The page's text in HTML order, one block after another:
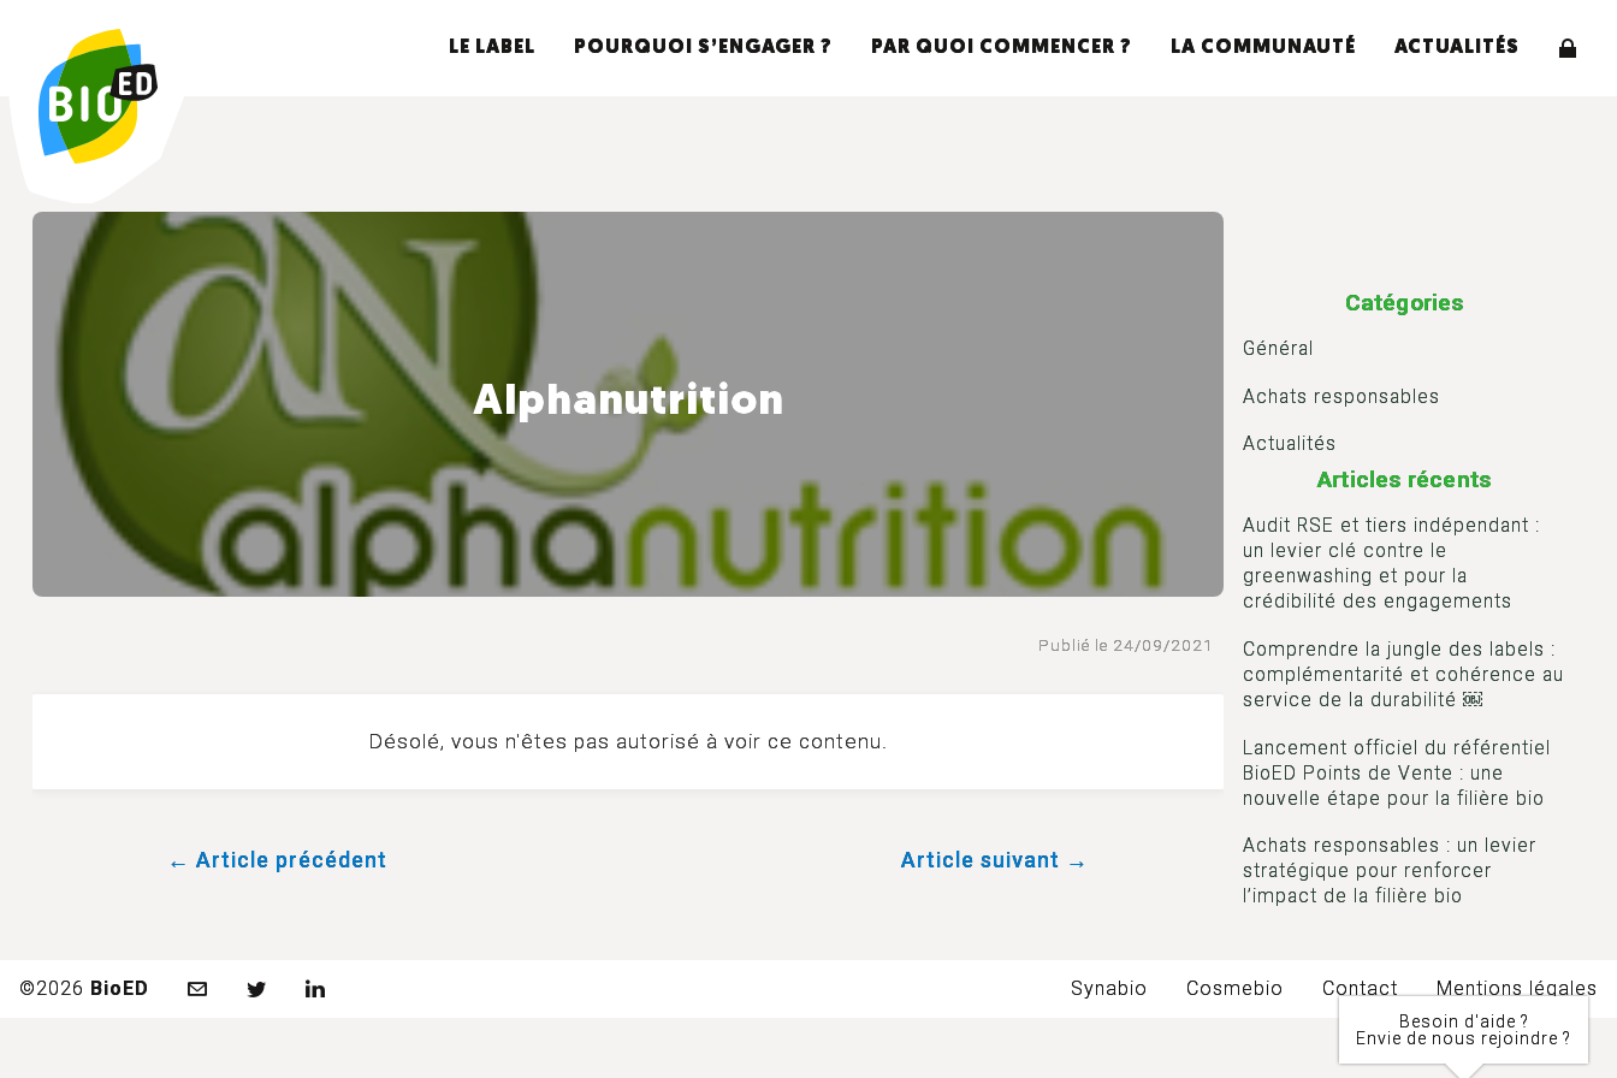
LE LABEL POURQUOI S’ENGAGER ? PAR QUOI COMMENCER ? LA COMMUNAUTÉ ACTUALITÉS
Alphanutrition
Publié le 24/09/2021
Désolé, vous n'êtes pas autorisé à voir ce contenu.
← Article précédent Article suivant →
Catégories
Général
Achats responsables
Actualités
Articles récents
Audit RSE et tiers indépendant :
un levier clé contre le
greenwashing et pour la
crédibilité des engagements
Comprendre la jungle des labels :
complémentarité et cohérence au
service de la durabilité ￼
Lancement officiel du référentiel
BioED Points de Vente : une
nouvelle étape pour la filière bio
Achats responsables : un levier
stratégique pour renforcer
l’impact de la filière bio
©2026 BioED Synabio Cosmebio Contact Mentions légales
Besoin d'aide ?
Envie de nous rejoindre ?